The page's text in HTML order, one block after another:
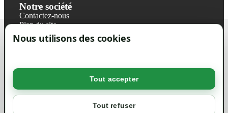
Nous utilisons des cookies
Tout accepter
Tout refuser
Notre société
Contactez-nous
Plan du site
Magasin
Mentions légales
Politique de confidentialité RGPD
Votre compte